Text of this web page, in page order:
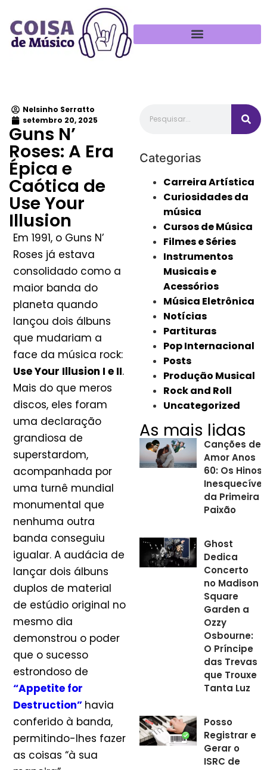
Nelsinho Serratto
setembro 20, 2025
Guns N’
Roses: A Era
Épica e
Caótica de
Use Your
Illusion
Em 1991, o Guns N’
Roses já estava
consolidado como a
maior banda do
planeta quando
lançou dois álbuns
que mudariam a
face da música rock:
Use Your Illusion I e II.
Mais do que meros
discos, eles foram
uma declaração
grandiosa de
superstardom,
acompanhada por
uma turnê mundial
monumental que
nenhuma outra
banda conseguiu
igualar. A audácia de
lançar dois álbuns
duplos de material
de estúdio original no
mesmo dia
demonstrou o poder
que o sucesso
estrondoso de
“Appetite for
Destruction” havia
conferido à banda,
permitindo-lhes fazer
as coisas “à sua
Categorias
Carreira Artística
Curiosidades da
música
Cursos de Música
Filmes e Séries
Instrumentos
Musicais e
Acessórios
Música Eletrônica
Notícias
Partituras
Pop Internacional
Posts
Produção Musical
Rock and Roll
Uncategorized
As mais lidas
Canções de
Amor Anos
60: Os Hinos
da Primeira
Paixão
Ghost
Dedica
Concerto
no Madison
Square
Garden a
Ozzy
Osbourne:
O Príncipe
das Trevas
que Trouxe
Tanta Luz
Posso
Registrar e
Gerar o
ISRC de